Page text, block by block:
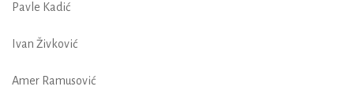
Pavle Kadić
Ivan Živković
Amer Ramusović